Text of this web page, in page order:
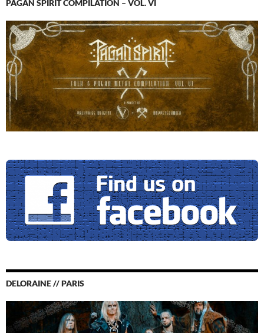
PAGAN SPIRIT COMPILATION – VOL. VI
DELORAINE // PARIS